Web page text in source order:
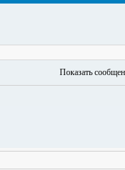
Показать